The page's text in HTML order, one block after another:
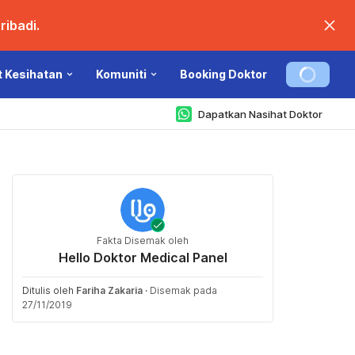
Kesihatan Komuniti Booking Doktor
Dapatkan Nasihat Doktor
Fakta Disemak oleh
Hello Doktor Medical Panel
Ditulis oleh Fariha Zakaria · Disemak pada
27/11/2019